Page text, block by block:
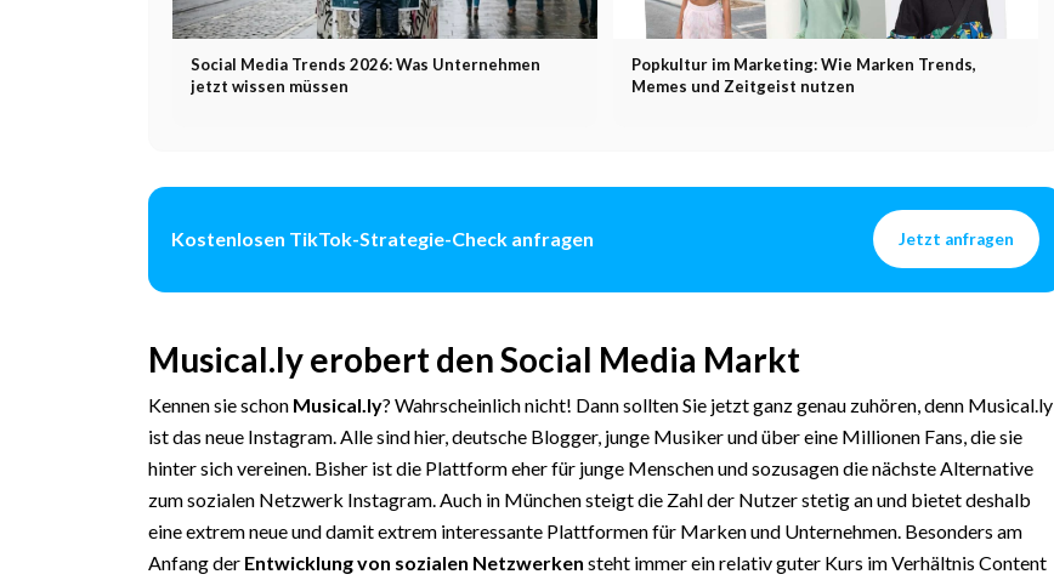
Social Media Trends 2026: Was Unternehmen
jetzt wissen müssen
Popkultur im Marketing: Wie Marken Trends,
Memes und Zeitgeist nutzen
Kostenlosen TikTok-Strategie-Check anfragen Jetzt anfragen
Musical.ly erobert den Social Media Markt
Kennen sie schon Musical.ly? Wahrscheinlich nicht! Dann sollten Sie jetzt ganz genau zuhören, denn Musical.ly
ist das neue Instagram. Alle sind hier, deutsche Blogger, junge Musiker und über eine Millionen Fans, die sie
hinter sich vereinen. Bisher ist die Plattform eher für junge Menschen und sozusagen die nächste Alternative
zum sozialen Netzwerk Instagram. Auch in München steigt die Zahl der Nutzer stetig an und bietet deshalb
eine extrem neue und damit extrem interessante Plattformen für Marken und Unternehmen. Besonders am
Anfang der Entwicklung von sozialen Netzwerken steht immer ein relativ guter Kurs im Verhältnis Content